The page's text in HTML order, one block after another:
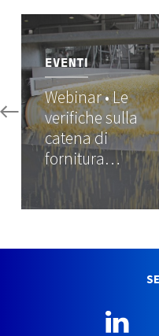
Image
EVENTI
Webinar • Le
verifiche sulla
catena di
fornitura…